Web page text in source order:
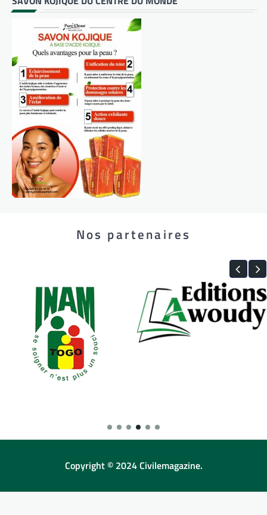
Nos partenaires
Copyright © 2024 Civilemagazine.